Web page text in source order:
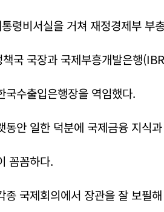
령비서실을 거쳐 재정경제부 부
국 국장과 국제부흥개발은행
국수출입은행장을 역임했다.
동안 일한 덕분에 국제금융 지식
꼼꼼하다.
국제회의에서 장관을 잘 보필